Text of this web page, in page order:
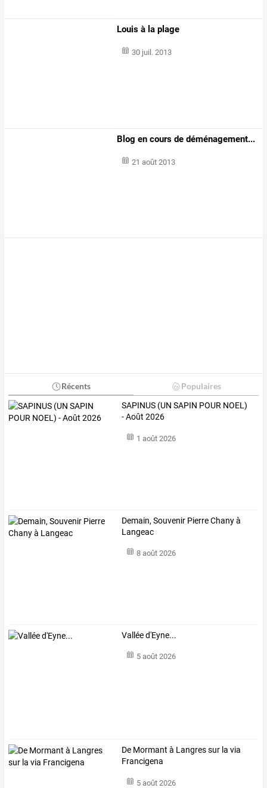
Louis à la plage
30 juil. 2013
Blog en cours de déménagement...
21 août 2013
Récents Populaires
SAPINUS (UN SAPIN POUR NOEL)
- Août 2026
1 août 2026
Demain, Souvenir Pierre Chany à
Langeac
8 août 2026
Vallée d'Eyne...
5 août 2026
De Mormant à Langres sur la via
Francigena
5 août 2026